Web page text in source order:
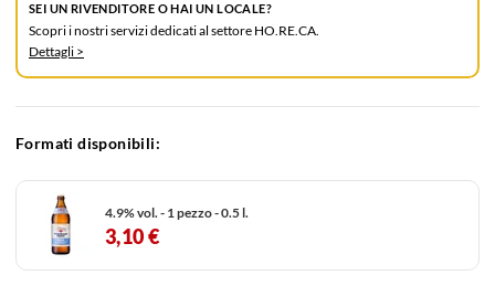
SEI UN RIVENDITORE O HAI UN LOCALE?
Scopri i nostri servizi dedicati al settore HO.RE.CA.
Dettagli >
Formati disponibili:
4.9% vol. - 1 pezzo - 0.5 l.
3,10 €